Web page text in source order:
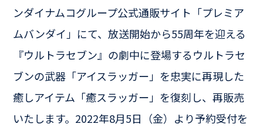
ンダイナムコグループ公式通販サイト「プレミア
ムバンダイ」にて、放送開始から55周年を迎える
『ウルトラセブン』の劇中に登場するウルトラセ
ブンの武器「アイスラッガー」を忠実に再現した
癒しアイテム「癒スラッガー」を復刻し、再販売
いたします。2022年8月5日（金）より予約受付を